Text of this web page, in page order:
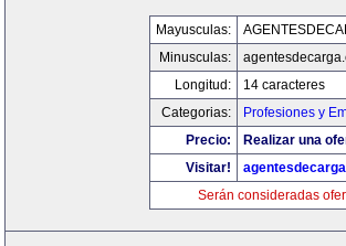
Mayusculas:
Minusculas:
Longitud:
14 caracteres
Categorias:
Profesiones y
Precio:
Realizar una
Visitar!
Serán consideradas